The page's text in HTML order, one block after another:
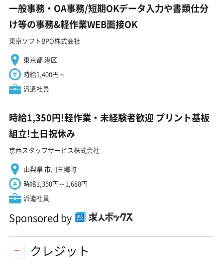
一般事務・OA事務/短期OKデータ入力や書類仕分
け等の事務&軽作業WEB面接OK
東京ソフトBPO株式会社
東京都 港区
時給1,400円～
派遣社員
時給1,350円!軽作業・未経験者歓迎 プリント基板
組立!土日祝休み
京西スタッフサービス株式会社
山梨県 市川三郷町
時給1,350円～1,688円
派遣社員
Sponsored by
クレジット